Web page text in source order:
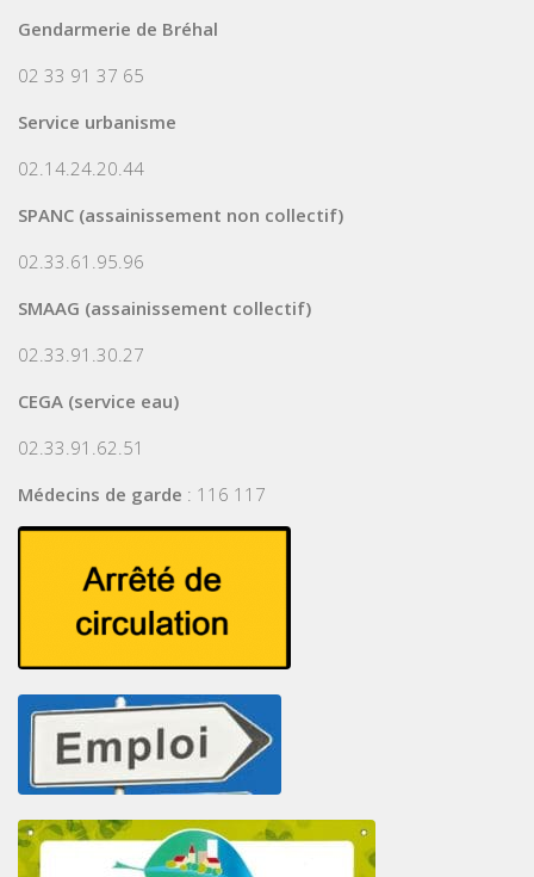
Gendarmerie de Bréhal
02 33 91 37 65
Service urbanisme
02.14.24.20.44
SPANC (assainissement non collectif)
02.33.61.95.96
SMAAG (assainissement collectif)
02.33.91.30.27
CEGA (service eau)
02.33.91.62.51
Médecins de garde : 116 117